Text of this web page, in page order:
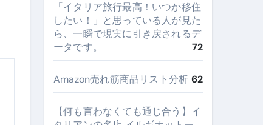
​「イタリア旅行最高！いつか移住
したい！」と思っている人が見た
ら、一瞬で現実に引き戻されるデ
ータです。
72
Amazon売れ筋商品リスト分析 62
【何も言わなくても通じ合う】イ